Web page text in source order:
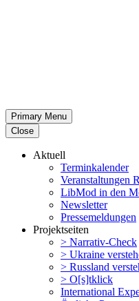
Primary Menu
Close
Aktuell
Termin­ka­lender
Veran­stal­tungen
LibMod in den
Newsletter
Presse­mel­dungen
Projekt­seiten
> Narrativ-Check
> Ukraine
> Russland
> O[s]tklick
Inter­na­tional